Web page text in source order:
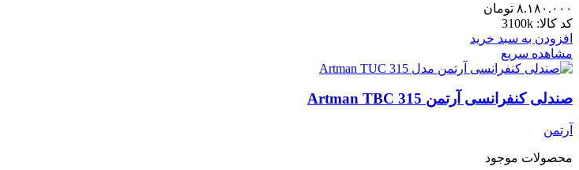
۸.۱۸۰.۰۰۰ تومان
کد کالا: 3100k
افزودن به سبد خرید
مشاهده سریع
صندلی کنفرانسی آرتمن Artman TBC 315
آرتمن
محصولات موجود